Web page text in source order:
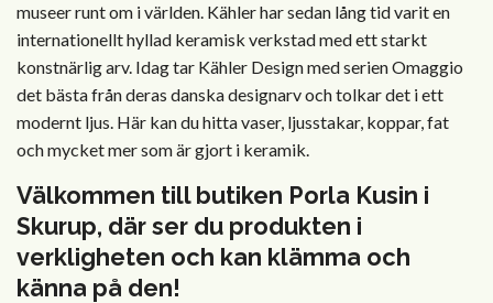
museer runt om i världen. Kähler har sedan lång tid varit en
internationellt hyllad keramisk verkstad med ett starkt
konstnärlig arv. Idag tar Kähler Design med serien Omaggio
det bästa från deras danska designarv och tolkar det i ett
modernt ljus. Här kan du hitta vaser, ljusstakar, koppar, fat
och mycket mer som är gjort i keramik.
Välkommen till butiken Porla Kusin i
Skurup, där ser du produkten i
verkligheten och kan klämma och
känna på den!